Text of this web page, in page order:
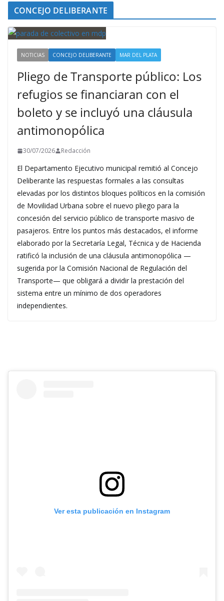
CONCEJO DELIBERANTE
NOTICIAS CONCEJO DELIBERANTE MAR DEL PLATA
Pliego de Transporte público: Los
refugios se financiaran con el
boleto y se incluyó una cláusula
antimonopólica
30/07/2026 Redacción
El Departamento Ejecutivo municipal remitió al Concejo
Deliberante las respuestas formales a las consultas
elevadas por los distintos bloques políticos en la comisión
de Movilidad Urbana sobre el nuevo pliego para la
concesión del servicio público de transporte masivo de
pasajeros. Entre los puntos más destacados, el informe
elaborado por la Secretaría Legal, Técnica y de Hacienda
ratificó la inclusión de una cláusula antimonopólica —
sugerida por la Comisión Nacional de Regulación del
Transporte— que obligará a dividir la prestación del
sistema entre un mínimo de dos operadores
independientes.
Ver esta publicación en Instagram